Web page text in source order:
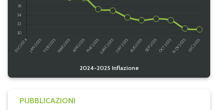
Caricamento...
2024-2025 Inflazione
PUBBLICAZIONI